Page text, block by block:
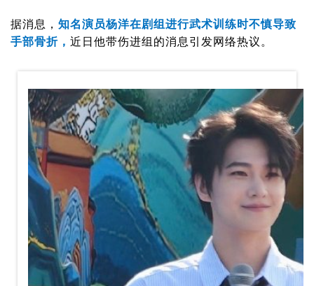
据消息， 知名演员杨洋在剧组进行武术训练时不慎导致
手部骨折， 近日他带伤进组的消息引发网络热议。